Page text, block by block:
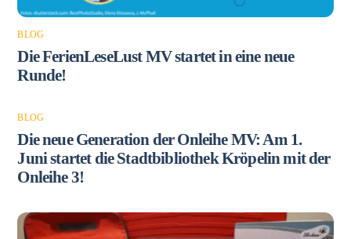
BLOG
Die FerienLeseLust MV startet in eine neue
Runde!
BLOG
Die neue Generation der Onleihe MV: Am 1.
Juni startet die Stadtbibliothek Kröpelin mit der
Onleihe 3!